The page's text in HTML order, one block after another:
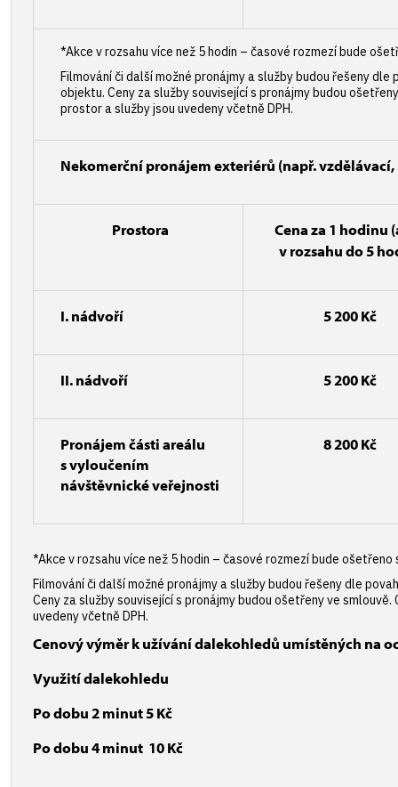
*Akce v rozsahu více než 5 hodin – časové rozmezí bude
Filmování či další možné pronájmy a služby budou řešeny dle
objektu. Ceny za služby související s pronájmy budou
prostor a služby jsou uvedeny včetně DPH.
Nekomerční pronájem exteriérů (např. vzdělávací,
Prostora Cena za 1 hodinu
v rozsahu do 5
I. nádvoří 5 200 Kč
II. nádvoří 5 200 Kč
Pronájem části areálu
s vyloučením
návštěvnické veřejnosti
8 200 Kč
*Akce v rozsahu více než 5 hodin – časové rozmezí bude ošetřeno
Filmování či další možné pronájmy a služby budou řešeny dle
Ceny za služby související s pronájmy budou ošetřeny ve
uvedeny včetně DPH.
Cenový výměr k užívání dalekohledů umístěných na
Využití dalekohledu
Po dobu 2 minut 5 Kč
Po dobu 4 minut 10 Kč